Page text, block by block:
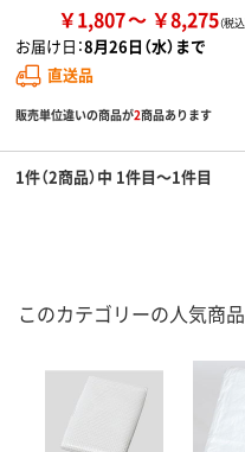
￥1,807 ￥8,275
お届け日：8月26日（水）まで
直送品
販売単位違いの商品が2商品あります
1件（2商品）中 1件目～1件目
このカテゴリーの人気商品